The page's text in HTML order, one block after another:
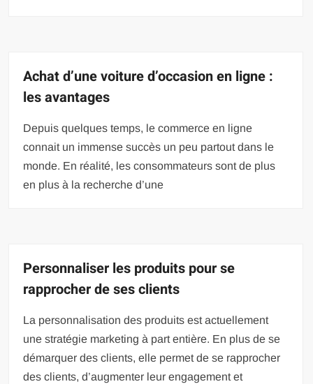
Achat d’une voiture d’occasion en ligne :
les avantages
Depuis quelques temps, le commerce en ligne
connait un immense succès un peu partout dans le
monde. En réalité, les consommateurs sont de plus
en plus à la recherche d’une
Personnaliser les produits pour se
rapprocher de ses clients
La personnalisation des produits est actuellement
une stratégie marketing à part entière. En plus de se
démarquer des clients, elle permet de se rapprocher
des clients, d’augmenter leur engagement et